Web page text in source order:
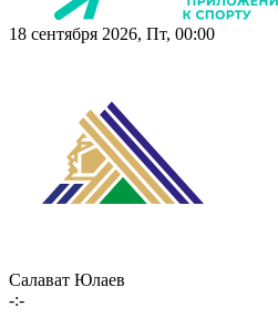
18 сентября 2026, Пт, 00:00
Салават Юлаев
-:-